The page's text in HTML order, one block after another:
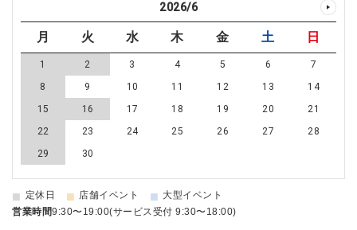
2026/6
月 火 水 木 金 土 日
1 2 3 4 5 6
7
8
9 10 11 12 13
14
15
16 17 18 19 20
21
22
23 24 25 26 27
28
29
30
■ 定休日 ■ 店舗イベント ■ 大型イベント
営業時間9:30〜19:00(サービス受付 9:30〜18:00)